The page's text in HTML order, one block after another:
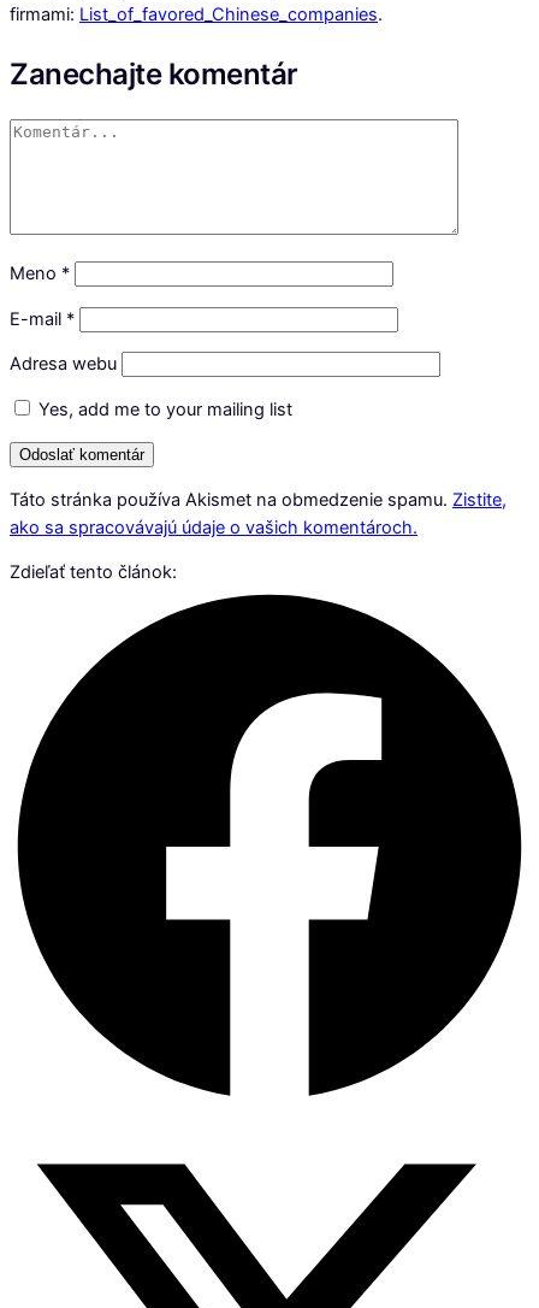
firmami: List_of_favored_Chinese_companies.
Zanechajte komentár
Meno *
E-mail *
Adresa webu
Yes, add me to your mailing list
Táto stránka používa Akismet na obmedzenie spamu. Zistite,
ako sa spracovávajú údaje o vašich komentároch.
Zdieľať tento článok: